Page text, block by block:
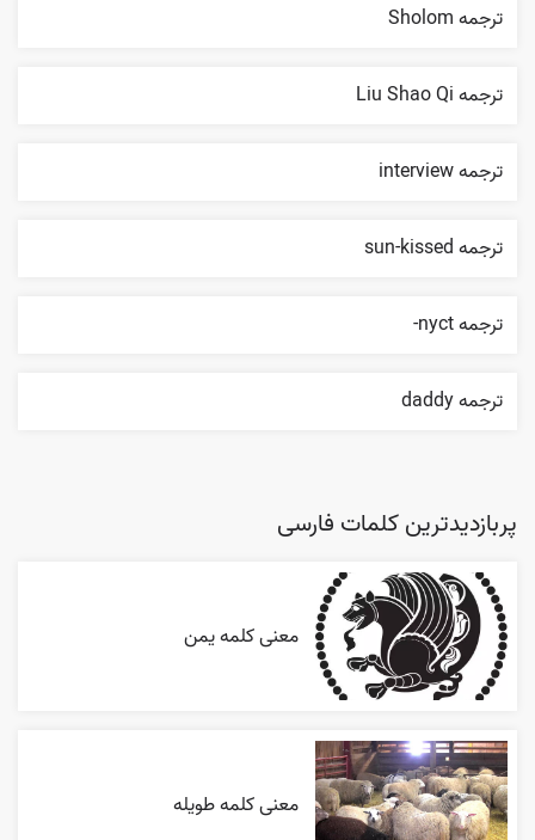
ترجمه Sholom
ترجمه Liu Shao Qi
ترجمه interview
ترجمه sun-kissed
ترجمه nyct-
ترجمه daddy
پربازدیدترین کلمات فارسی
معنی کلمه یمن
معنی کلمه طویله